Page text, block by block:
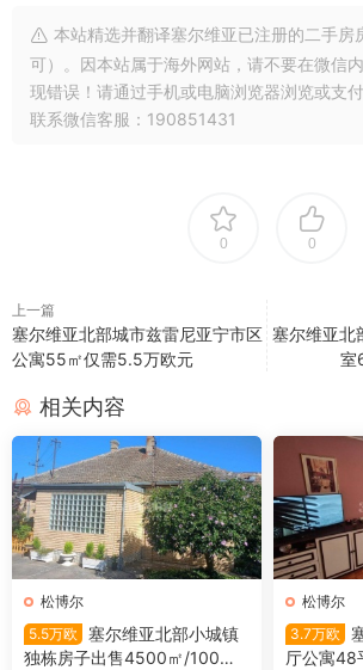
本站精选并翻译塞尔维亚已注册的二手房
可）。因本站属于海外网站，请不要在微信
现错误！请通过手机或电脑浏览器浏览或支
联系微信客服：190851431
0 0
上一篇
塞尔维亚北部城市兹雷尼亚宁市区
公寓55㎡仅需5.5万欧元
塞尔维亚北
室
相关内容
松博尔
5.5万欧
塞尔维亚北部小城镇
独栋房子出售4500㎡/100㎡/
松博尔
3.7万欧
厅公寓48